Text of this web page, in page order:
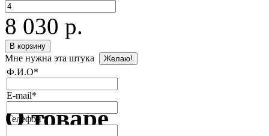
8 030 р.
Мне нужна эта штука
Ф.И.О*
E-mail*
Телефон*
О товаре